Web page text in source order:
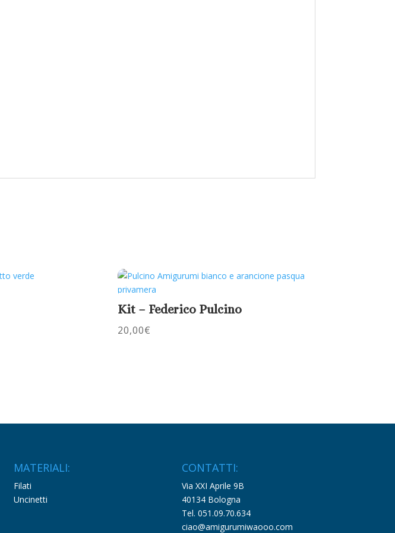
Kit – Federico Pulcino
20,00€
MATERIALI:
Filati
Uncinetti
CONTATTI:
Via XXI Aprile 9B
40134 Bologna
Tel. 051.09.70.634
ciao@amigurumiwaooo.com